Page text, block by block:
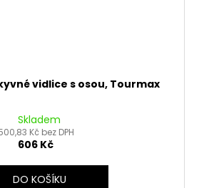
vidlice s osou, Tourmax
Skladem
Kč bez DPH
606 Kč
DO KOŠÍKU